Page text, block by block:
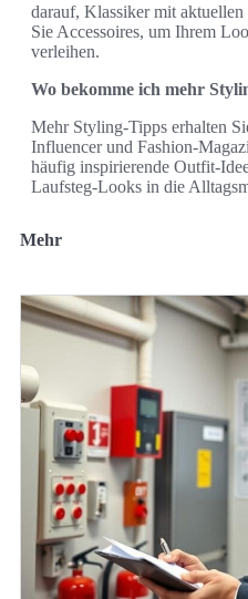
darauf, Klassiker mit
Sie Accessoires, um Ihrem
verleihen.
Wo bekomme ich mehr
Mehr Styling-Tipps erhalten
Influencer und Fashion-
häufig inspirierende Outfit-
Laufsteg-Looks in die
Mehr